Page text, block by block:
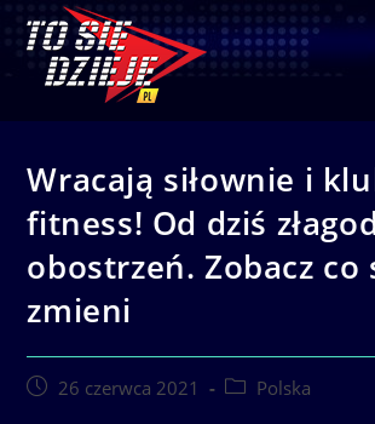
content
Wracają siłownie i
fitness! Od dziś
obostrzeń. Zobacz co
zmieni
Post26 czerwca 2021
PostPolska